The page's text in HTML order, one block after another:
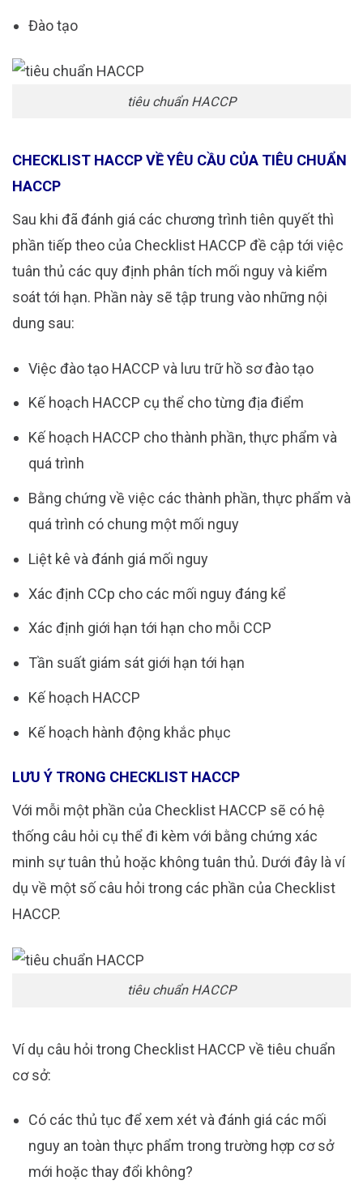
Đào tạo
tiêu chuẩn HACCP
CHECKLIST HACCP VỀ YÊU CẦU CỦA TIÊU CHUẨN
HACCP
Sau khi đã đánh giá các chương trình tiên quyết thì
phần tiếp theo của Checklist HACCP đề cập tới việc
tuân thủ các quy định phân tích mối nguy và kiểm
soát tới hạn. Phần này sẽ tập trung vào những nội
dung sau:
Việc đào tạo HACCP và lưu trữ hồ sơ đào tạo
Kế hoạch HACCP cụ thể cho từng địa điểm
Kế hoạch HACCP cho thành phần, thực phẩm và
quá trình
Bằng chứng về việc các thành phần, thực phẩm và
quá trình có chung một mối nguy
Liệt kê và đánh giá mối nguy
Xác định CCp cho các mối nguy đáng kể
Xác định giới hạn tới hạn cho mỗi CCP
Tần suất giám sát giới hạn tới hạn
Kế hoạch HACCP
Kế hoạch hành động khắc phục
LƯU Ý TRONG CHECKLIST HACCP
Với mỗi một phần của Checklist HACCP sẽ có hệ
thống câu hỏi cụ thể đi kèm với bằng chứng xác
minh sự tuân thủ hoặc không tuân thủ. Dưới đây là ví
dụ về một số câu hỏi trong các phần của Checklist
HACCP.
tiêu chuẩn HACCP
Ví dụ câu hỏi trong Checklist HACCP về tiêu chuẩn
cơ sở:
Có các thủ tục để xem xét và đánh giá các mối
nguy an toàn thực phẩm trong trường hợp cơ sở
mới hoặc thay đổi không?